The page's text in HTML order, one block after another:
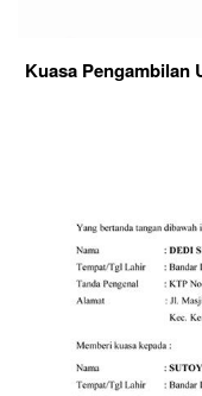
Kuasa Pengambilan